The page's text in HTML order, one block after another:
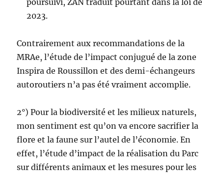
poursuivi, ZAN traduit pourtant dans la loi de
2023.
Contrairement aux recommandations de la
MRAe, l’étude de l’impact conjugué de la zone
Inspira de Roussillon et des demi-échangeurs
autoroutiers n’a pas été vraiment accomplie.
2°) Pour la biodiversité et les milieux naturels,
mon sentiment est qu’on va encore sacrifier la
flore et la faune sur l’autel de l’économie. En
effet, l’étude d’impact de la réalisation du Parc
sur différents animaux et les mesures pour les